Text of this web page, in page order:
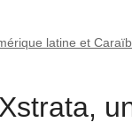
latine et